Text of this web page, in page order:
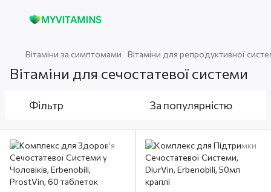
Вітаміни за симптомами Вітаміни для репродуктивної
Вітаміни для сечостатевої системи
Фільтр За популярністю